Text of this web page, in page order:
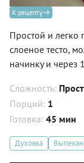
К рецепту
Простой и легко
слоеное тесто,
начинку и через
Сложность:
Порций: 1
Готовка: 45 мин
Духовка